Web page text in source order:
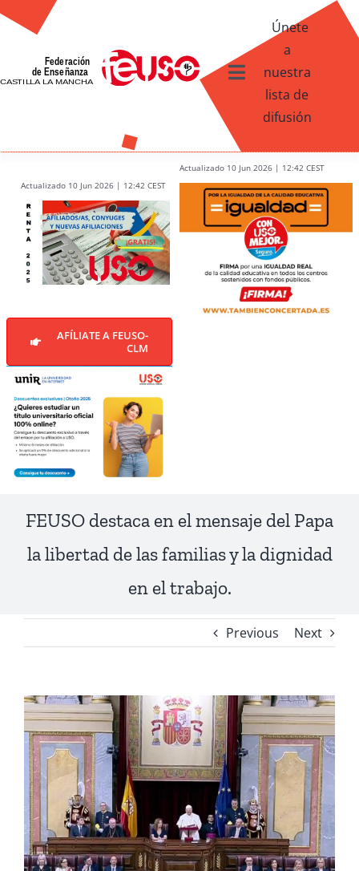
Skip
content
Toggle
Navigation
Contacto
Únete
a
nuestra
lista de
difusión
Actualizado 10 Jun 2026 | 12:42 CEST
Actualizado 10 Jun 2026 | 12:42 CEST
AFÍLIATE A FEUSO-
CLM
FEUSO destaca en el mensaje del Papa
la libertad de las familias y la dignidad
en el trabajo.
Previous Next
View
Larger
Image